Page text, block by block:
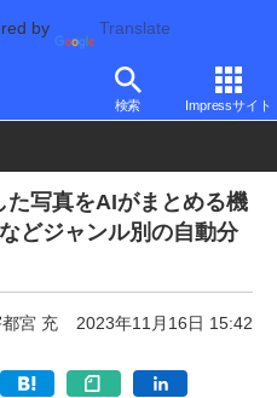
by Translate
検索 Impressサイト
他ソフト/アプリ 新機能
写真をAIがまとめる機
どジャンル別の自動分
宮 充 2023年11月16日 15:42